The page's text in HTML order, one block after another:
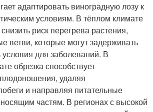
адаптировать виноградную лозу к
условиям. В тёплом климате
риск перегрева растения,
ветви, которые могут задерживать
условия для заболеваний. В
обрезка способствует
удаляя
и направляя питательные
частям. В регионах с высокой